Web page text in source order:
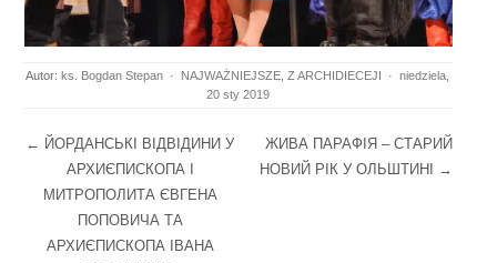
Autor: ks. Bogdan Stepan · NAJWAŻNIEJSZE Z ARCHIDIECEJI · niedziela,
20 sty 2019
Post navigation
← ЙОРДАНСЬКІ ВІДВІДИНИ У
АРХИЄПИСКОПА І
МИТРОПОЛИТА ЄВГЕНА
ПОПОВИЧА ТА
АРХИЄПИСКОПА ІВАНА
ЖИВА ПАРАФІЯ – СТАРИЙ
НОВИЙ РІК У ОЛЬШТИНІ →